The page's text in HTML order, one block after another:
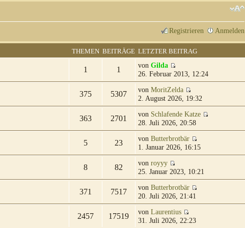
Registrieren Anmelden
THEMEN BEITRÄGE LETZTER BEITRAG
1 1 von Gilda
26. Februar 2013, 12:24
375 5307 von MoritZelda
2. August 2026, 19:32
363 2701 von Schlafende Katze
28. Juli 2026, 20:58
5 23 von Butterbrotbär
1. Januar 2026, 16:15
8 82 von royyy
25. Januar 2023, 10:21
371 7517 von Butterbrotbär
20. Juli 2026, 21:41
2457 17519 von Laurentius
31. Juli 2026, 22:23